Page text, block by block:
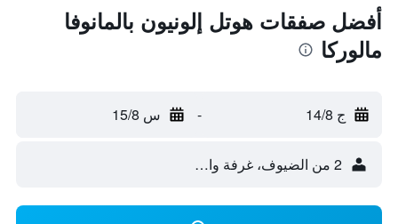
أفضل صفقات هوتل إلونيون بالمانوفا
مالوركا
ج 14/8 - س 15/8
2 من الضيوف، غرفة واحدة